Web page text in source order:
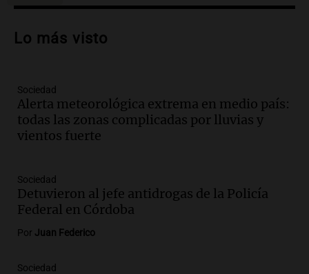
Audio.Preparativos para la feria en La
de apertura
Audio.
Río Gallegos enfrenta secuelas de
lluvias, senadores manifiestan
oposición a ley de tierras
Panorama Federal
Audio.
centro de esquí Penitentes Park tras
siete años de cierre por falta de nieve
Episodios
Lo más visto
Sociedad
Alerta meteorológica extrema en medio país:
todas las zonas complicadas por lluvias y
vientos fuerte
Sociedad
Detuvieron al jefe antidrogas de la Policía
Federal en Córdoba
Por Juan Federico
Sociedad